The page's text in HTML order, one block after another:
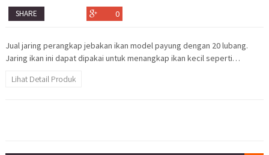
SHARE 0
Jual jaring perangkap jebakan ikan model payung dengan 20 lubang.
Jaring ikan ini dapat dipakai untuk menangkap ikan kecil seperti…
Lihat Detail Produk